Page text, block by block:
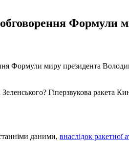
Формули
Формули миру президента
Гіперзвукова ракета
даними, внаслідок ракетної